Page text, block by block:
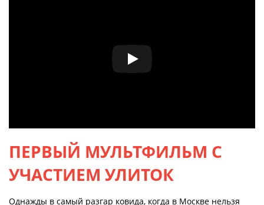
ПЕРВЫЙ МУЛЬТФИЛЬМ С
УЧАСТИЕМ УЛИТОК
Однажды в самый разгар ковида, когда в Москве нельзя